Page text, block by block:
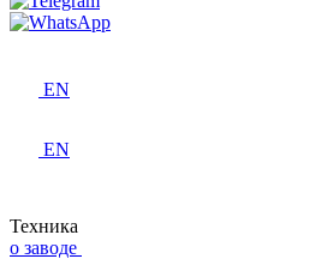
EN
EN
Техника
о заводе